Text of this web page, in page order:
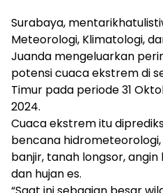
Surabaya,
Meteorologi, Klimatologi,
Juanda mengeluarkan
potensi cuaca ekstrem di
Timur pada periode 31
2024.
Cuaca ekstrem itu
bencana
banjir, tanah longsor,
dan hujan es.